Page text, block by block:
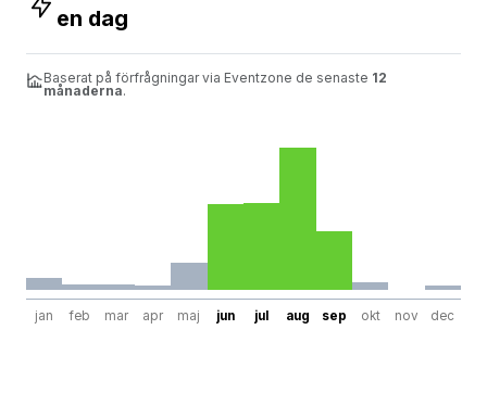
en dag
Baserat på förfrågningar via Eventzone de senaste 12
månaderna.
jan feb mar apr maj jun jul aug sep okt nov dec